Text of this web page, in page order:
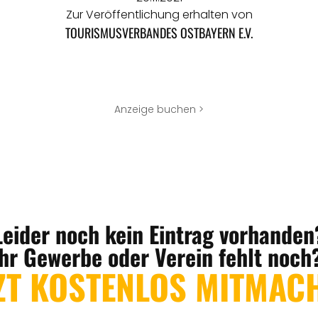
Zur Veröffentlichung erhalten von
TOURISMUSVERBANDES OSTBAYERN E.V.
Anzeige buchen >
noch kein Eintrag
Gewerbe oder Verein fehlt
KOSTENLOS